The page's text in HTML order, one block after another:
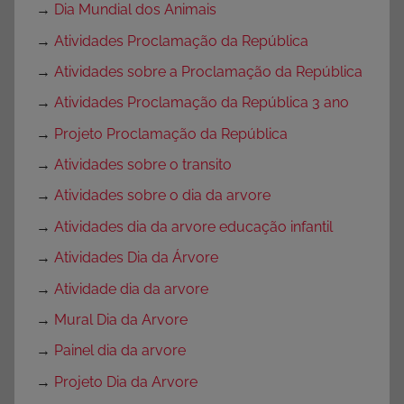
→ Dia Mundial dos Animais
→ Atividades Proclamação da República
→ Atividades sobre a Proclamação da República
→ Atividades Proclamação da República 3 ano
→ Projeto Proclamação da República
→ Atividades sobre o transito
→ Atividades sobre o dia da arvore
→ Atividades dia da arvore educação infantil
→ Atividades Dia da Árvore
→ Atividade dia da arvore
→ Mural Dia da Arvore
→ Painel dia da arvore
→ Projeto Dia da Arvore